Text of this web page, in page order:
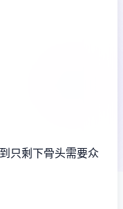
只剩下骨头需要众